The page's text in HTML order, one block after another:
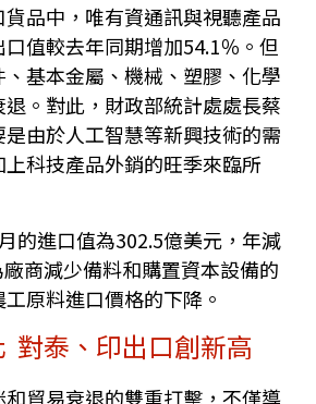
品中，唯有資通訊與視聽產品
值較去年同期增加54.1％。但
基本金屬、機械、塑膠、化學
。對此，財政部統計處處長蔡
由於人工智慧等新興技術的需
科技產品外銷的旺季來臨所
的進口值為302.5億美元，年減
商減少備料和購置資本設備的
原料進口價格的下降。
對泰、印出口創新高
貿易衰退的雙重打擊，不僅導